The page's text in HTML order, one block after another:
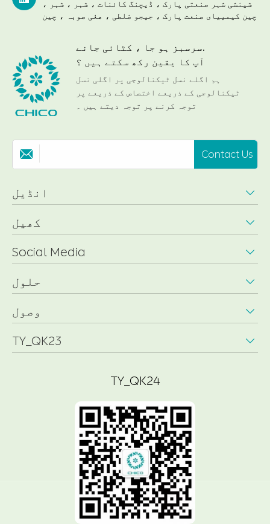
شینشی شہر صنعتی پارک ، ڈیچنگ کائنات ، شہر ، شہر ،
چین کیمییای صنعت پارک ، جیجو ضلطی ، هغی صوبہ ، چین
سرسبز ہو جا ، کٹائی جانے.
آپ کا یقین رکھ سکتے ہیں ؟
ہم اگلے نسل ٹیکنالوجی پر اگلی نسل
ٹیکنالوجی کے ذریعے اختصاص کے ذریعے پر
توجہ کرنے پر توجہ دیتے ہیں ۔
 Contact Us
انڈیل 
کھیل 
Social Media 
حلول 
وصول 
TY_QK23 
TY_QK24